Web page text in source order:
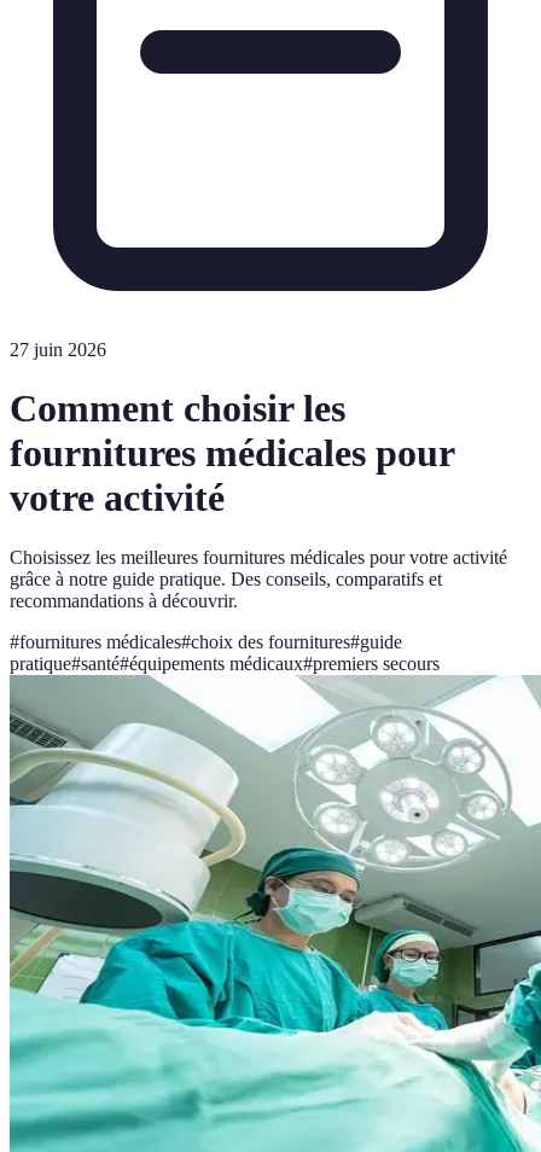
27 juin 2026
Comment choisir les
fournitures médicales pour
votre activité
Choisissez les meilleures fournitures médicales pour votre activité
grâce à notre guide pratique. Des conseils, comparatifs et
recommandations à découvrir.
#fournitures médicales#choix des fournitures#guide
pratique#santé#équipements médicaux#premiers secours